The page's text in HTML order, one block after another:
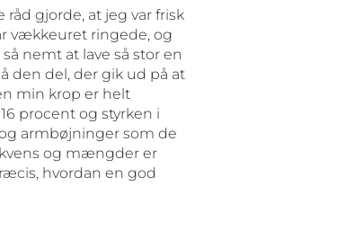
råd gjorde, at jeg var frisk
vækkeuret ringede, og
nemt at lave så stor en
den del, der gik ud på at
min krop er helt
procent og styrken i
armbøjninger som de
og mængder er
hvordan en god